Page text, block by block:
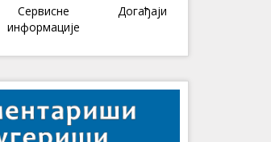
Сервисне
информације
Догађаји